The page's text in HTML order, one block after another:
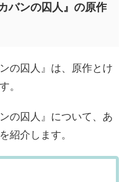
バンの囚人』の原作
の囚人』は、原作とけ
。
の囚人』について、あ
紹介します。